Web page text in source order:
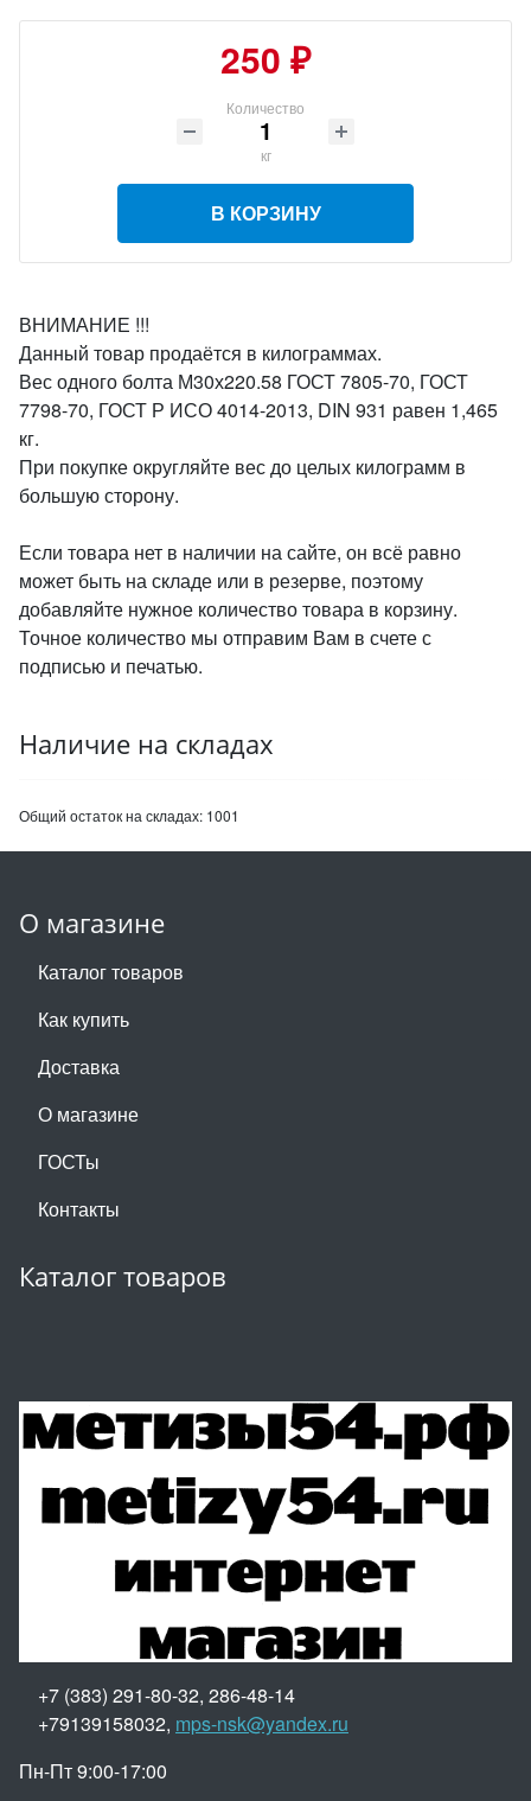
250 ₽
Количество
кг
В КОРЗИНУ
ВНИМАНИЕ !!!
Данный товар продаётся в килограммах.
Вес одного болта М30х220.58 ГОСТ 7805-70, ГОСТ
7798-70, ГОСТ Р ИСО 4014-2013, DIN 931 равен 1,465
кг.
При покупке округляйте вес до целых килограмм в
большую сторону.
Если товара нет в наличии на сайте, он всё равно
может быть на складе или в резерве, поэтому
добавляйте нужное количество товара в корзину.
Точное количество мы отправим Вам в счете с
подписью и печатью.
Наличие на складах
Общий остаток на складах: 1001
О магазине
Каталог товаров
Как купить
Доставка
О магазине
ГОСТы
Контакты
Каталог товаров
+7 (383) 291-80-32, 286-48-14
+79139158032, mps-nsk@yandex.ru
Пн-Пт 9:00-17:00